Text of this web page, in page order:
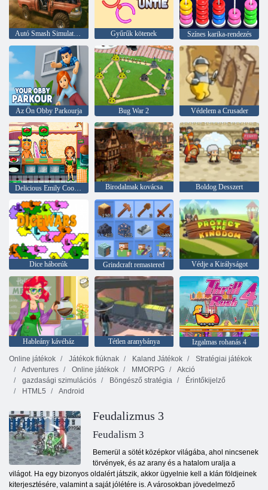
Autó Smash Simulator Crash & Tune Gyűrűk kötenek Színes karika-rendezés
Az Ön Obby Parkourja Bug War 2 Védelem a Crusader
Birodalmak kovácsa Boldog Desszert
Dice háborúk Grindcraft remastered Védje a Királyságot
Hableány kávéház Tétlen aranybánya
Izgalmas rohanás 4
Online játékok
Játékok fiúknak Kaland Játékok
Stratégiai játékok
Adventures
Online játékok MMORPG
Akció
gazdasági szimulációs
Böngésző stratégia
Érintőkijelző
HTML5
Android
Feudalizmus 3
Feudalism 3
Bemerül a sötét középkor világába, ahol nincsenek
törvények, és az arany és a hatalom uralja a
világot. Ha egy bizonyos oldalért játszik, akkor ügyelnie kell a klán földjeinek
kiterjesztésére, valamint a saját jólétére is. A városokban jövedelmező